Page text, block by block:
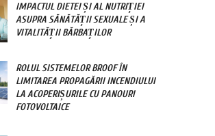
IMPACTUL DIETEI ȘI AL NUTRIȚIEI
ASUPRA SĂNĂTĂȚII SEXUALE ȘI A
VITALITĂȚII BĂRBAȚILOR
ROLUL SISTEMELOR BROOF ÎN
LIMITAREA PROPAGĂRII INCENDIULUI
LA ACOPERIȘURILE CU PANOURI
FOTOVOLTAICE